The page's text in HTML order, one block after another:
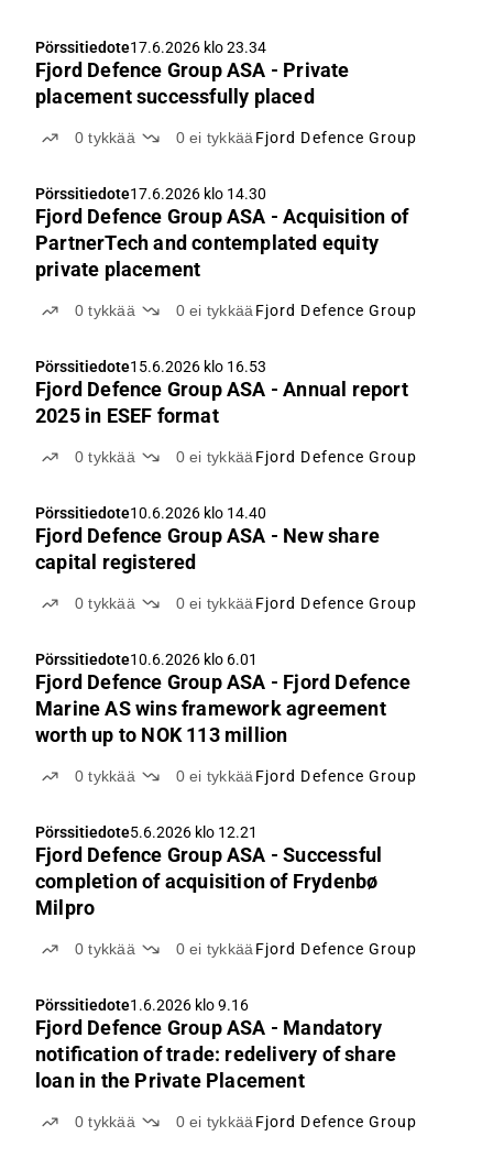
Pörssitiedote17.6.2026 klo 23.34
Fjord Defence Group ASA - Private
placement successfully placed
0tykkää 0ei tykkää Fjord Defence Group
Pörssitiedote17.6.2026 klo 14.30
Fjord Defence Group ASA - Acquisition of
PartnerTech and contemplated equity
private placement
0tykkää 0ei tykkää Fjord Defence Group
Pörssitiedote15.6.2026 klo 16.53
Fjord Defence Group ASA - Annual report
2025 in ESEF format
0tykkää 0ei tykkää Fjord Defence Group
Pörssitiedote10.6.2026 klo 14.40
Fjord Defence Group ASA - New share
capital registered
0tykkää 0ei tykkää Fjord Defence Group
Pörssitiedote10.6.2026 klo 6.01
Fjord Defence Group ASA - Fjord Defence
Marine AS wins framework agreement
worth up to NOK 113 million
0tykkää 0ei tykkää Fjord Defence Group
Pörssitiedote5.6.2026 klo 12.21
Fjord Defence Group ASA - Successful
completion of acquisition of Frydenbø
Milpro
0tykkää 0ei tykkää Fjord Defence Group
Pörssitiedote1.6.2026 klo 9.16
Fjord Defence Group ASA - Mandatory
notification of trade: redelivery of share
loan in the Private Placement
0tykkää 0ei tykkää Fjord Defence Group